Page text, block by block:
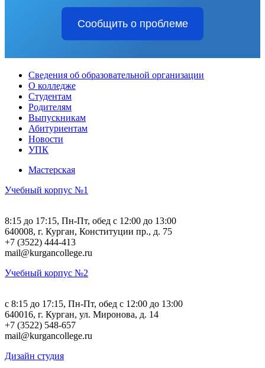
Сообщить о проблеме
Сведения об образовательной организации
О колледже
Студентам
Родителям
Выпускникам
Абитуриентам
Новости
УПК
Мастерская
Учебный корпус №1
8:15 до 17:15, Пн-Пт, обед с 12:00 до 13:00
640008, г. Курган, Конституции пр., д. 75
+7 (3522) 444-413
mail@kurgancollege.ru
Учебный корпус №2
c 8:15 до 17:15, Пн-Пт, обед с 12:00 до 13:00
640016, г. Курган, ул. Миронова, д. 14
+7 (3522) 548-657
mail@kurgancollege.ru
Дизайн студия